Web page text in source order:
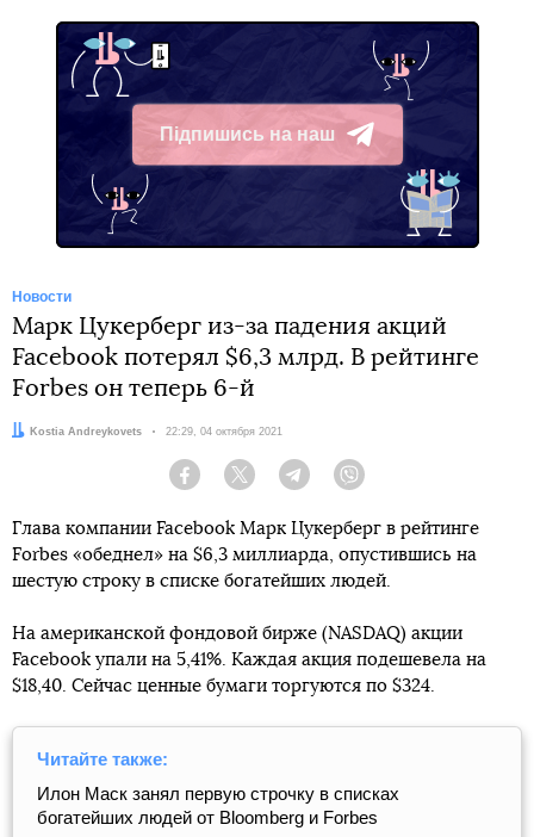
Підпишись на наш
Telegram
Новости
Марк Цукерберг из-за падения акций
Facebook потерял $6,3 млрд. В рейтинге
Forbes он теперь 6-й
Автор:Kostia Andreykovets Дата:
22:29, 04 октября 2021
Facebook Twitter Telegram
Глава компании Facebook Марк Цукерберг в рейтинге
Forbes «обеднел» на $6,3 миллиарда, опустившись на
шестую строку в списке богатейших людей.
На американской фондовой бирже (NASDAQ) акции
Facebook упали на 5,41%. Каждая акция подешевела на
$18,40. Сейчас ценные бумаги торгуются по $324.
Читайте также:
Илон Маск занял первую строчку в списках
богатейших людей от Bloomberg и Forbes